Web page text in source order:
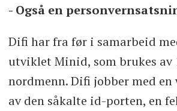
- Også en
Difi har fra før i samarbeid
utviklet Minid, som brukes
nordmenn. Difi jobber med
av den såkalte id-porten, en